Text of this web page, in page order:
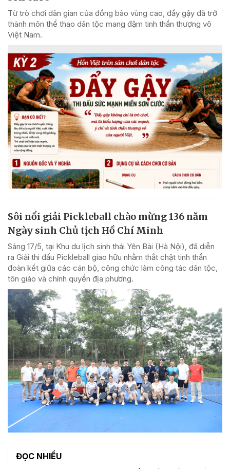
Từ trò chơi dân gian của đồng bào vùng cao, đẩy gậy đã trở
thành môn thể thao dân tộc mang đậm tinh thần thượng võ
Việt Nam.
Sôi nổi giải Pickleball chào mừng 136 năm
Ngày sinh Chủ tịch Hồ Chí Minh
Sáng 17/5, tại Khu du lịch sinh thái Yên Bài (Hà Nội), đã diễn
ra Giải thi đấu Pickleball giao hữu nhằm thắt chặt tinh thần
đoàn kết giữa các cán bộ, công chức làm công tác dân tộc,
tôn giáo và chính quyền địa phương.
ĐỌC NHIỀU